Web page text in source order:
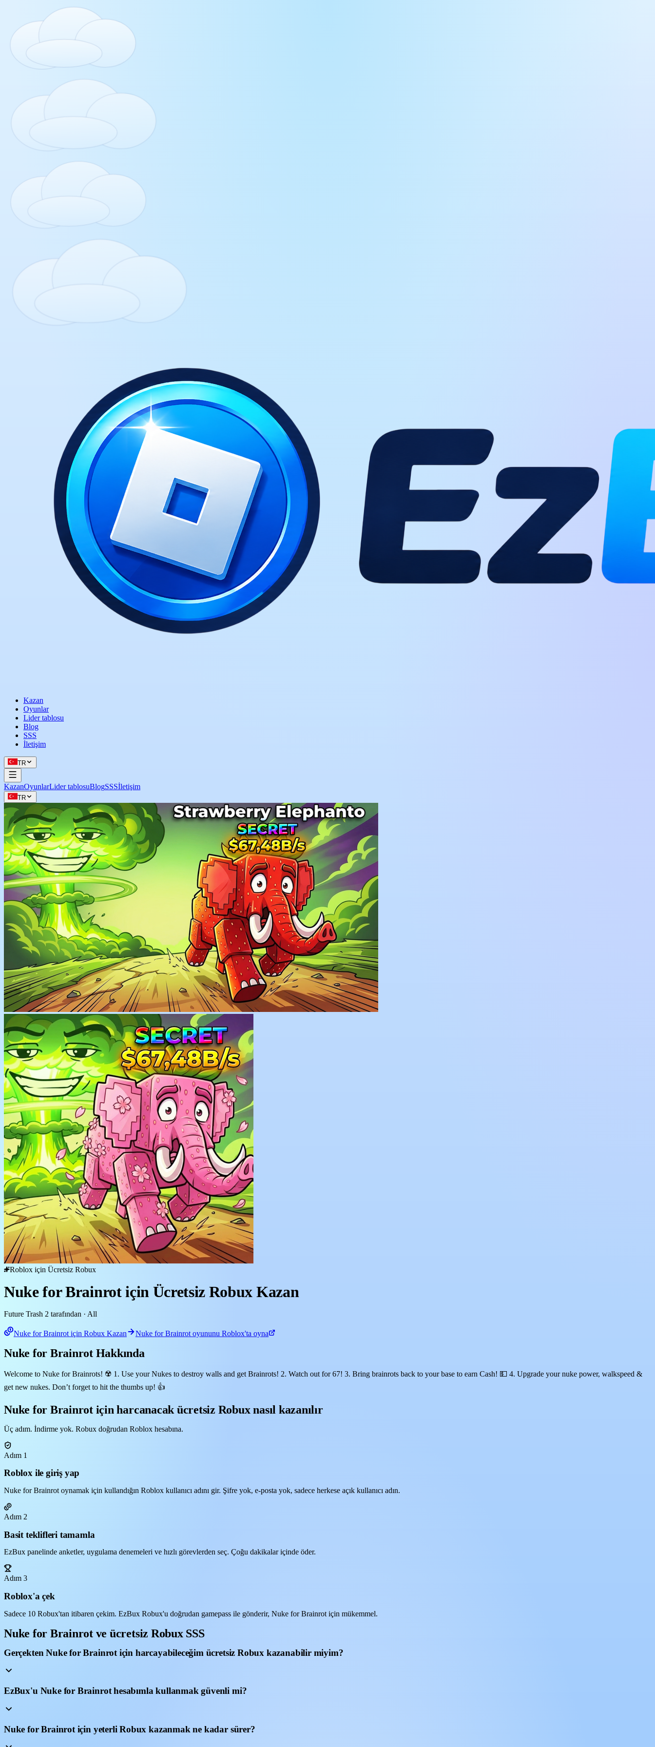
Kazan
Oyunlar
Lider tablosu
Blog
SSS
İletişim
TR
KazanOyunlarLider tablosuBlogSSSİletişim
TR
Roblox için Ücretsiz Robux
Nuke for Brainrot için Ücretsiz Robux Kazan
Future Trash 2 tarafından · All
Nuke for Brainrot için Robux Kazan Nuke for Brainrot oyununu Roblox'ta oyna
Nuke for Brainrot Hakkında
Welcome to Nuke for Brainrots! ☢️ 1. Use your Nukes to destroy walls and get Brainrots! 2. Watch out for 67! 3. Bring brainrots back to your base to earn Cash! 💵 4. Upgrade your nuke power, walkspeed &
get new nukes. Don’t forget to hit the thumbs up! 👍
Nuke for Brainrot için harcanacak ücretsiz Robux nasıl kazanılır
Üç adım. İndirme yok. Robux doğrudan Roblox hesabına.
Adım 1
Roblox ile giriş yap
Nuke for Brainrot oynamak için kullandığın Roblox kullanıcı adını gir. Şifre yok, e-posta yok, sadece herkese açık kullanıcı adın.
Adım 2
Basit teklifleri tamamla
EzBux panelinde anketler, uygulama denemeleri ve hızlı görevlerden seç. Çoğu dakikalar içinde öder.
Adım 3
Roblox'a çek
Sadece 10 Robux'tan itibaren çekim. EzBux Robux'u doğrudan gamepass ile gönderir, Nuke for Brainrot için mükemmel.
Nuke for Brainrot ve ücretsiz Robux SSS
Gerçekten Nuke for Brainrot için harcayabileceğim ücretsiz Robux kazanabilir miyim?
EzBux'u Nuke for Brainrot hesabımla kullanmak güvenli mi?
Nuke for Brainrot için yeterli Robux kazanmak ne kadar sürer?